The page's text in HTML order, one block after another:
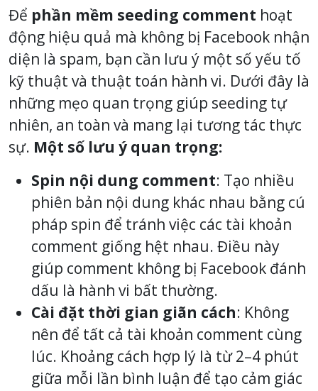
Để phần mềm seeding comment hoạt
động hiệu quả mà không bị Facebook nhận
diện là spam, bạn cần lưu ý một số yếu tố
kỹ thuật và thuật toán hành vi. Dưới đây là
những mẹo quan trọng giúp seeding tự
nhiên, an toàn và mang lại tương tác thực
sự. Một số lưu ý quan trọng:
Spin nội dung comment: Tạo nhiều
phiên bản nội dung khác nhau bằng cú
pháp spin để tránh việc các tài khoản
comment giống hệt nhau. Điều này
giúp comment không bị Facebook đánh
dấu là hành vi bất thường.
Cài đặt thời gian giãn cách: Không
nên để tất cả tài khoản comment cùng
lúc. Khoảng cách hợp lý là từ 2–4 phút
giữa mỗi lần bình luận để tạo cảm giác